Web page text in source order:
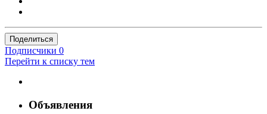
Поделиться
Подписчики 0
Перейти к списку тем
Объявления